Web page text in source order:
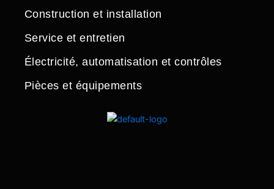
Construction et installation
Service et entretien
Électricité, automatisation et contrôles
Pièces et équipements